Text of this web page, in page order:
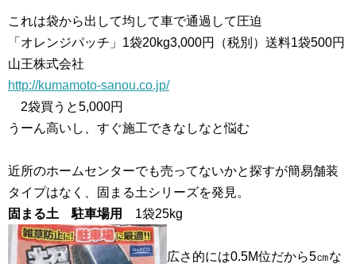
これは袋から出して均して車で通過して圧迫
「オレンジパッチ」1袋20kg3,000円（税別）送料1袋500円
山王株式会社
http://kumamoto-sanou.co.jp/
2袋買うと5,000円
うーん高いし、すぐ施工できなしなと悩む
近所のホームセンターでも売ってないかと探すが簡易舗装
タイプはなく、固まる土シリーズを発見。
固まる土 駐車場用
1袋25kg
広さ的には0.5M位だから5㎝な